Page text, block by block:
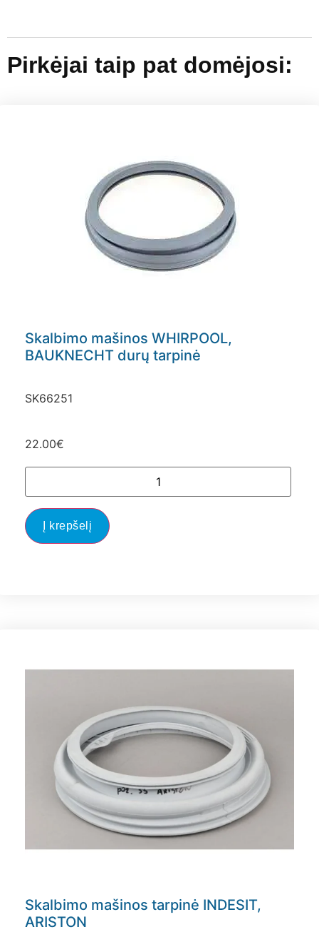
Pirkėjai taip pat domėjosi:
Skalbimo mašinos WHIRPOOL,
BAUKNECHT durų tarpinė
SK66251
22.00€
Į krepšelį
Skalbimo mašinos tarpinė INDESIT,
ARISTON